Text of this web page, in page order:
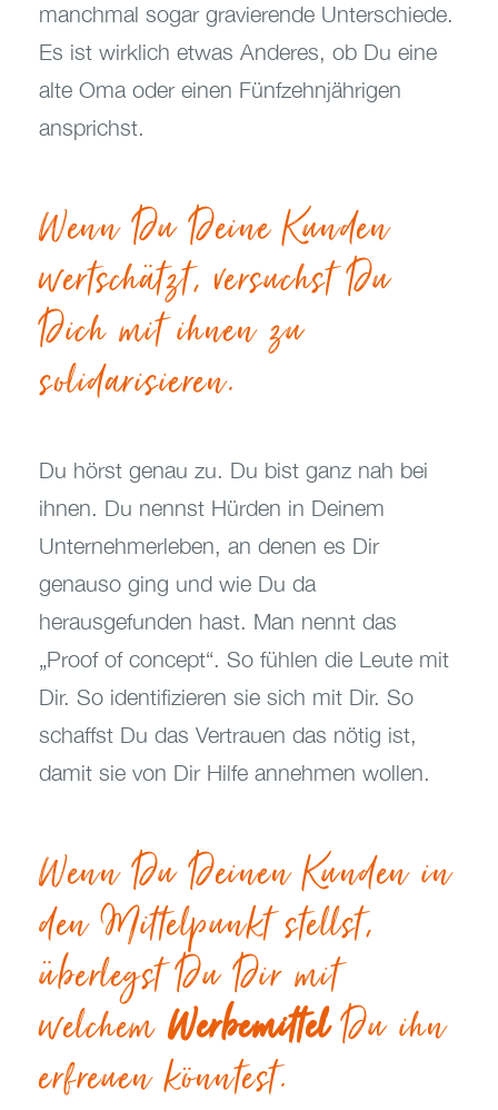
manchmal sogar gravierende Unterschiede.
Es ist wirklich etwas Anderes, ob Du eine
alte Oma oder einen Fünfzehnjährigen
ansprichst.
Wenn Du Deine Kunden
wertschätzt, versuchst Du
Dich mit ihnen zu
solidarisieren.
Du hörst genau zu. Du bist ganz nah bei
ihnen. Du nennst Hürden in Deinem
Unternehmerleben, an denen es Dir
genauso ging und wie Du da
herausgefunden hast. Man nennt das
„Proof of concept“. So fühlen die Leute mit
Dir. So identifizieren sie sich mit Dir. So
schaffst Du das Vertrauen das nötig ist,
damit sie von Dir Hilfe annehmen wollen.
Wenn Du Deinen Kunden in
den Mittelpunkt stellst,
überlegst Du Dir mit
welchemWerbemittelDu ihn
erfreuen könntest.